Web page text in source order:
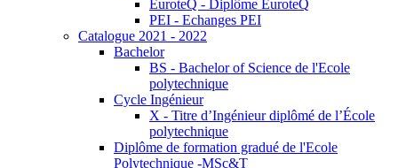
EuroteQ - Diplôme EuroteQ
PEI - Echanges PEI
Catalogue 2021 - 2022
Bachelor
BS - Bachelor of Science de l'Ecole
polytechnique
Cycle Ingénieur
X - Titre d’Ingénieur diplômé de l’École
polytechnique
Diplôme de formation gradué de l'Ecole
Polytechnique -MSc&T